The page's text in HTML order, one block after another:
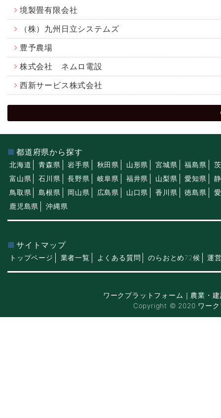
境製畳有限会社
（株）九州日立システムズ
豊予農場
株式会社 ネムロ電設
西新サービス株式会社
都道府県から探す
北海道 青森県 岩手県 秋田県 山形県 宮城県 福島県
富山県
石川県 長野県 岐阜県 福井県 山梨県 愛知県
鳥取県
島根県 岡山県 広島県 山口県 香川県 徳島県
鹿児島県
沖縄県
サイトマップ
トップページ 業者一覧 よくある質問 のらおとめ72候 運
ワークプラットフォーム｜農業・
Copyright © 2020 ワーク